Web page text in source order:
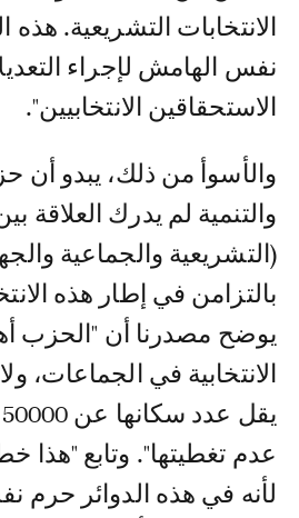
الانتخابات التشريعية.
نفس الهامش لإجراء
الاستحقاقين الانتخابيين".
والأسوأ من ذلك، يبدو أن
والتنمية لم يدرك العلاقة
(التشريعية والجماعية
بالتزامن في إطار هذه
يوضح مصدرنا أن "الحزب
الانتخابية في الجماعات،
عدم تغطيتها". وتابع "هذا
لأنه في هذه الدوائر حرم